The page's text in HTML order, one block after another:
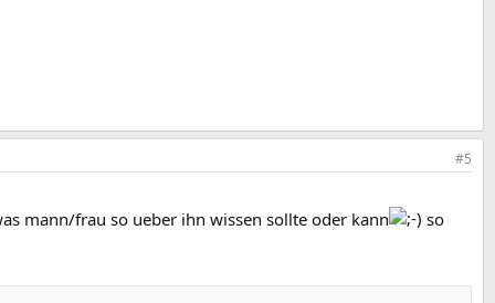
#5
mann/frau so ueber ihn wissen sollte oder kann so